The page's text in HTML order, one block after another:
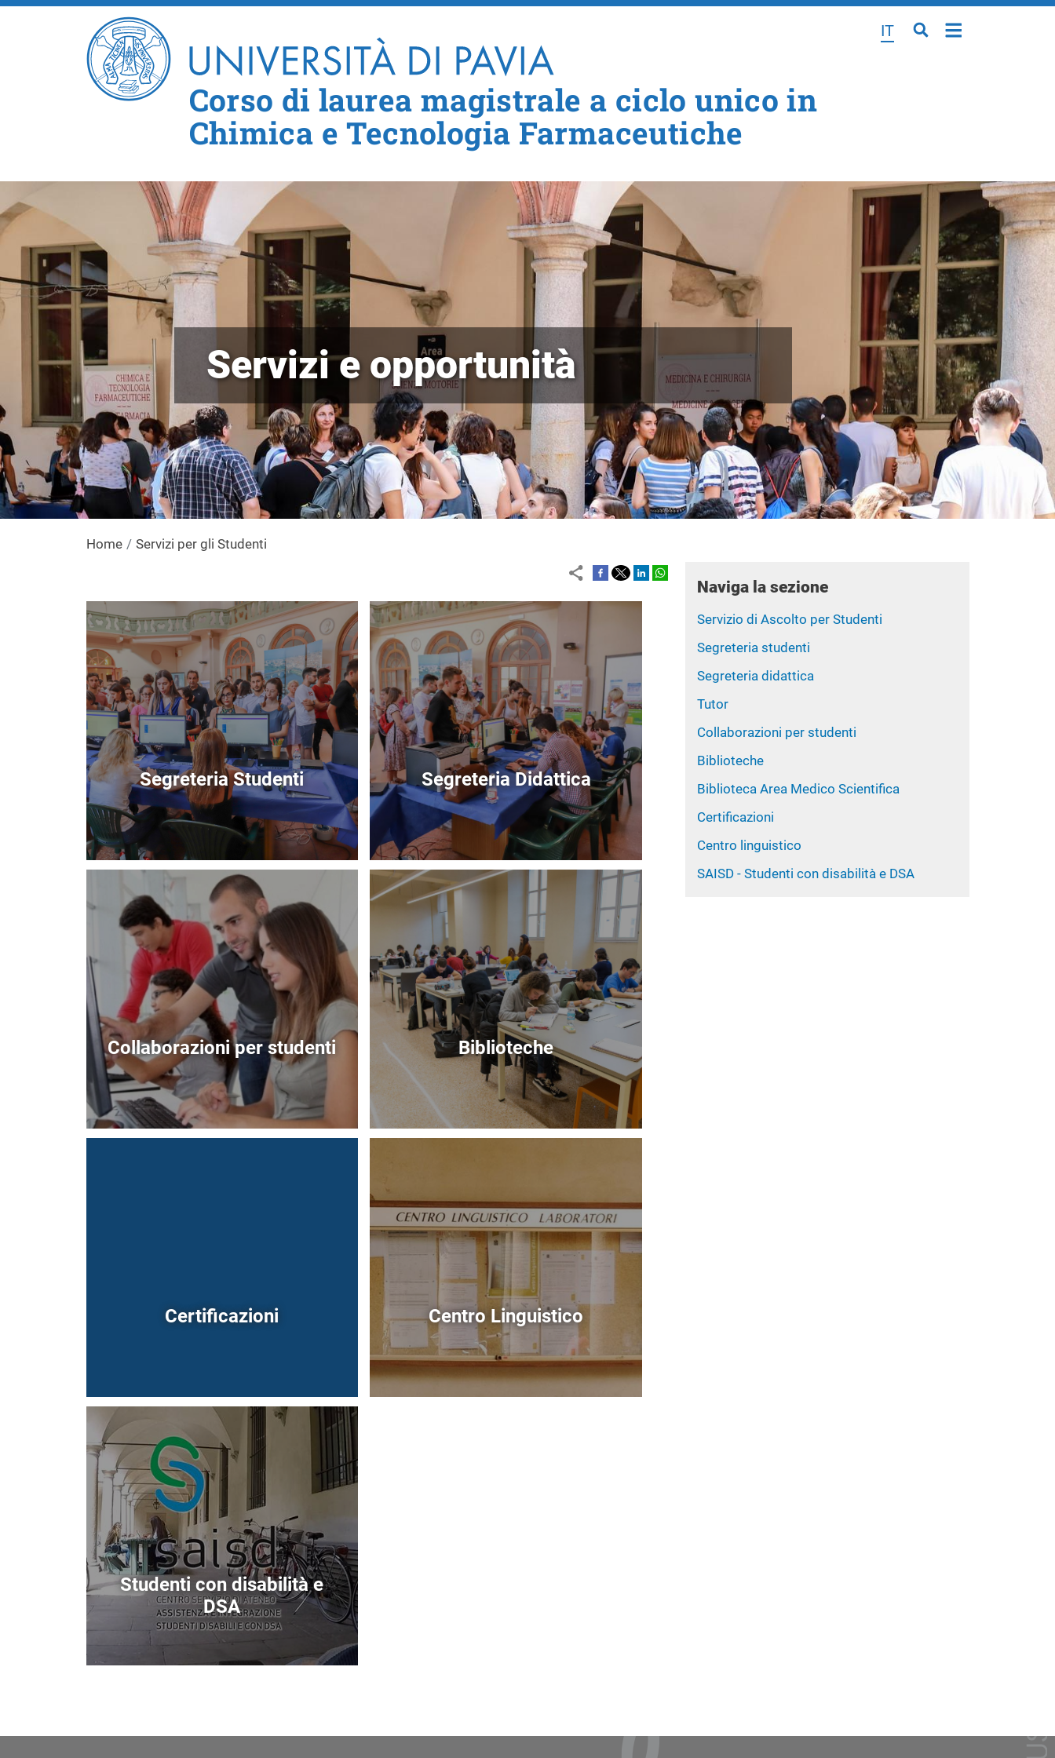
Salta al contenuto principale
IT
Corso di laurea magistrale a ciclo unico in
Chimica e Tecnologia Farmaceutiche
Servizi e opportunità
Home Servizi per gli Studenti
Immagine
Segreteria Studenti
Immagine
Segreteria Didattica
Collaborazioni per studenti
Immagine
Biblioteche
Certificazioni Centro Linguistico
Studenti con disabilità e
DSA
Naviga la sezione
Servizio di Ascolto per Studenti
Segreteria studenti
Segreteria didattica
Tutor
Collaborazioni per studenti
Biblioteche
Biblioteca Area Medico Scientifica
Certificazioni
Centro linguistico
SAISD - Studenti con disabilità e DSA